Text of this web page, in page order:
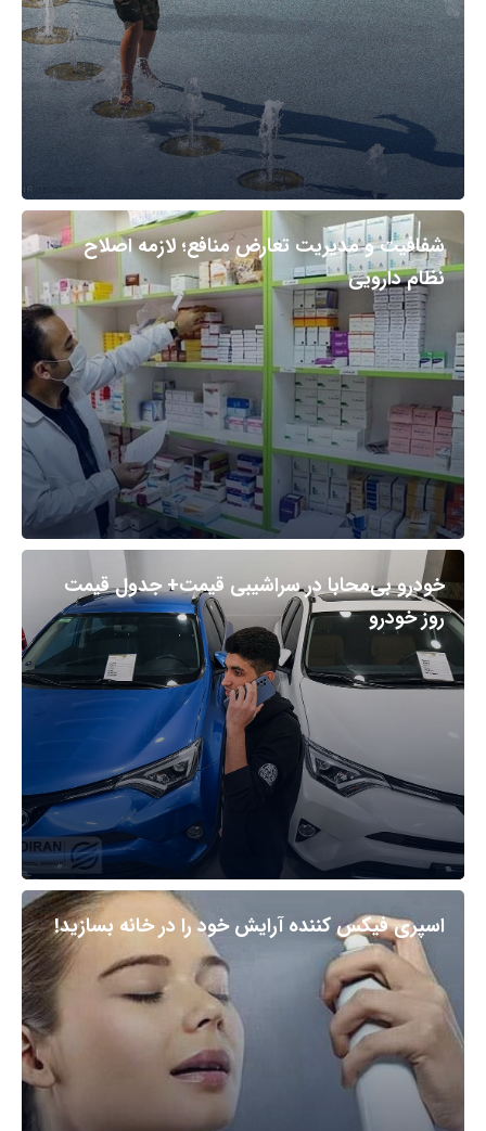
شفافیت و مدیریت تعارض منافع؛ لازمه اصلاح
نظام دارویی
خودرو بی‌محابا در سراشیبی قیمت+ جدول قیمت
روز خودرو
اسپری فیکس کننده آرایش خود را در خانه بسازید!